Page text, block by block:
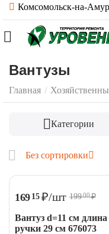
Комсомольск-на-
Вантузы
Главная /
Категории
Без сортировки
169 15 ₽/шт 19900₽
Вантуз d=11 см длина
ручки 29 см 676073